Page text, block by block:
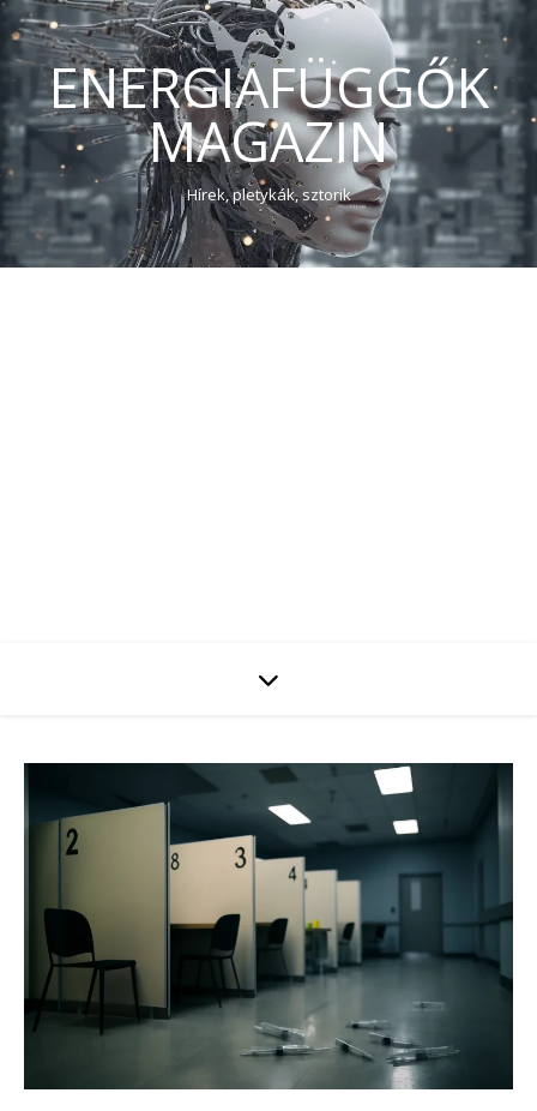
ENERGIAFÜGGŐK
MAGAZIN
Hírek, pletykák, sztorik